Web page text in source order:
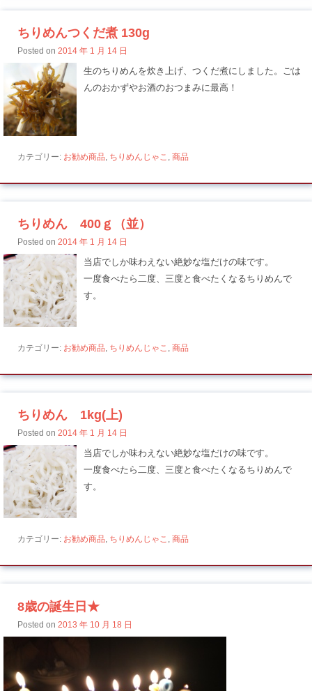
ちりめんつくだ煮 130g
Posted on 2014 年 1 月 14 日
生のちりめんを炊き上げ、つくだ煮にしました。ごは
んのおかずやお酒のおつまみに最高！
カテゴリー: お勧め商品 ちりめんじゃこ 商品
ちりめん 400ｇ（並）
Posted on 2014 年 1 月 14 日
当店でしか味わえない絶妙な塩だけの味です。
一度食べたら二度、三度と食べたくなるちりめんで
す。
カテゴリー: お勧め商品 ちりめんじゃこ 商品
ちりめん 1kg(上)
Posted on 2014 年 1 月 14 日
当店でしか味わえない絶妙な塩だけの味です。
一度食べたら二度、三度と食べたくなるちりめんで
す。
カテゴリー: お勧め商品, ちりめんじゃこ , 商品
8歳の誕生日★
Posted on 2013 年 10 月 18 日